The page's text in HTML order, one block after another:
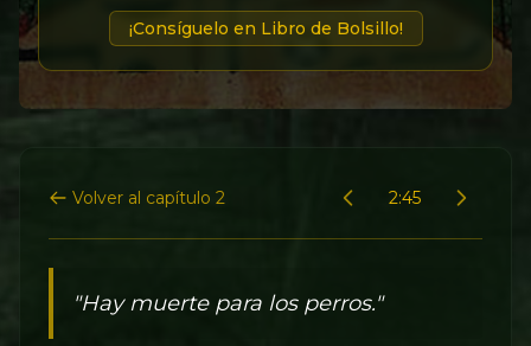
¡Consíguelo en Libro de Bolsillo!
Volver al capítulo 2 2:45
"Hay muerte para los perros."